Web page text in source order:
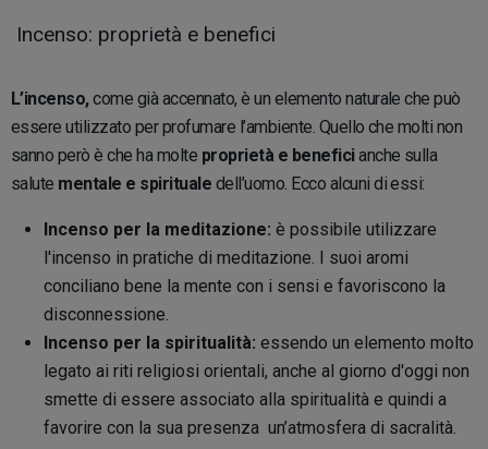
Incenso: proprietà e benefici
L’incenso,come già accennato, è un elemento naturale che può
essere utilizzato per profumare l’ambiente. Quello che molti non
sanno però è che ha molte proprietà e beneficianche sulla
salute mentale e spirituale dell’uomo. Ecco alcuni di essi:
Incenso per la meditazione: è possibile utilizzare
l'incenso in pratiche di meditazione. I suoi aromi
conciliano bene la mente con i sensi e favoriscono la
disconnessione.
Incenso per la spiritualità: essendo un elemento molto
legato ai riti religiosi orientali, anche al giorno d'oggi non
smette di essere associato alla spiritualità e quindi a
favorire con la sua presenza un’atmosfera di sacralità.